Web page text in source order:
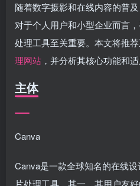
随着数字摄影和在线内容的普及
对于个人用户和小型企业而言
处理工具至关重要。本文将推
理网站 ，并分析其核心功能和适
主体
Canva
Canva是一款全球知名的在线
片处理工具。其一，其用户友